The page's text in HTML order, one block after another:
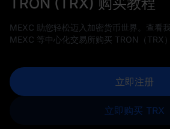
MEXC 助您轻松迈入加密货币世界。查看
MEXC 等中心化交易所购买 TRON（TRX）
立即注册
立即购买 TRX